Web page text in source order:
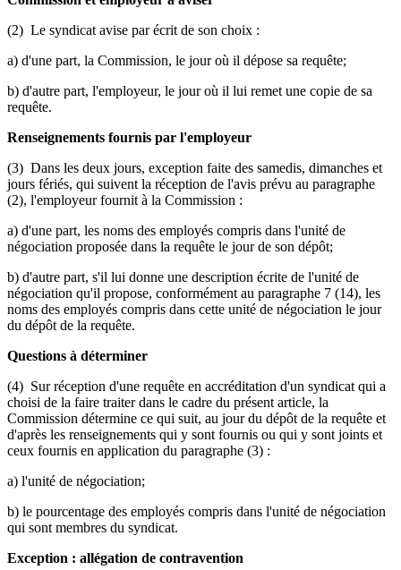
(2) Le syndicat avise par écrit de son choix :
a) d'une part, la Commission, le jour où il dépose sa requête;
b) d'autre part, l'employeur, le jour où il lui remet une copie de sa
requête.
Renseignements fournis par l'employeur
(3) Dans les deux jours, exception faite des samedis, dimanches et
jours fériés, qui suivent la réception de l'avis prévu au paragraphe
(2), l'employeur fournit à la Commission :
a) d'une part, les noms des employés compris dans l'unité de
négociation proposée dans la requête le jour de son dépôt;
b) d'autre part, s'il lui donne une description écrite de l'unité de
négociation qu'il propose, conformément au paragraphe 7 (14), les
noms des employés compris dans cette unité de négociation le jour
du dépôt de la requête.
Questions à déterminer
(4) Sur réception d'une requête en accréditation d'un syndicat qui a
choisi de la faire traiter dans le cadre du présent article, la
Commission détermine ce qui suit, au jour du dépôt de la requête et
d'après les renseignements qui y sont fournis ou qui y sont joints et
ceux fournis en application du paragraphe (3) :
a) l'unité de négociation;
b) le pourcentage des employés compris dans l'unité de négociation
qui sont membres du syndicat.
Exception : allégation de contravention